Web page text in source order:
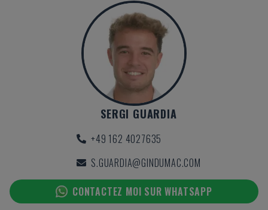
SERGI GUARDIA
+49 162 4027635
S.GUARDIA@GINDUMAC.COM
CONTACTEZ MOI SUR WHATSAPP